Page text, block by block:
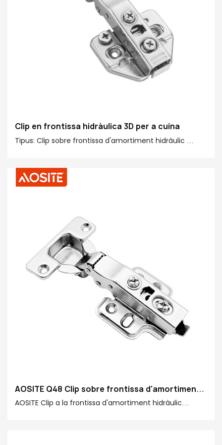
Clip en frontissa hidràulica 3D per a cuina
Tipus: Clip sobre frontissa d'amortiment hidràulic
Diàmetre de la tassa de la frontissa: 35 mm
Acabat: niquelat
AOSITE Q48 Clip sobre frontissa d'amortiment
hidràulic
AOSITE Clip a la frontissa d'amortiment hidràulic